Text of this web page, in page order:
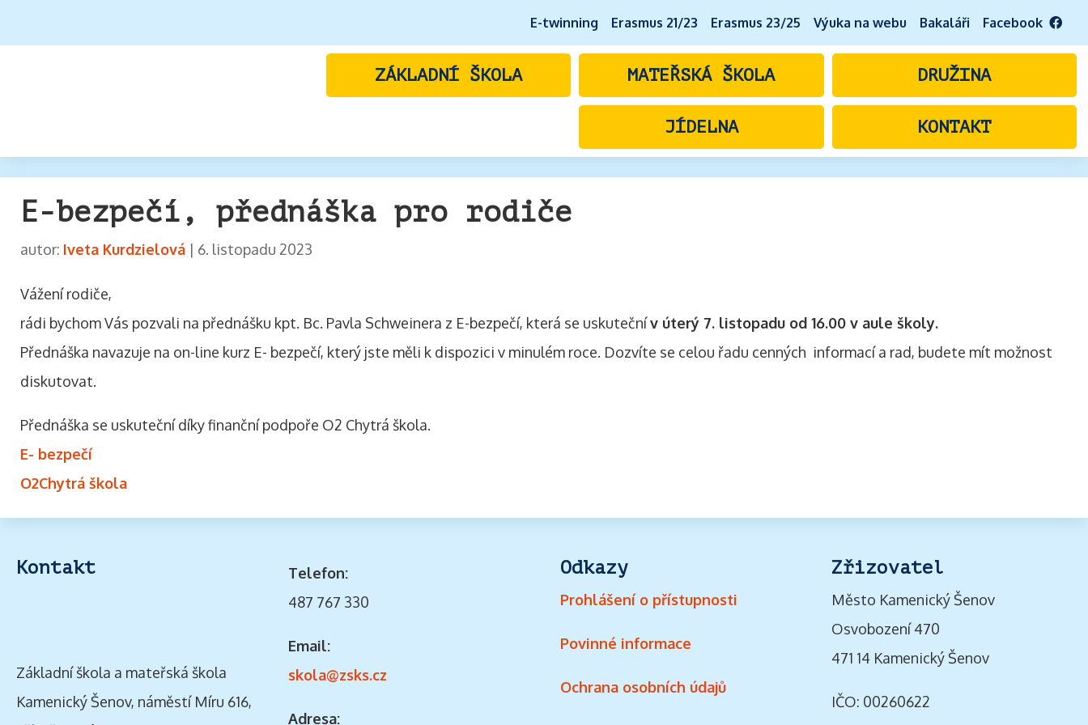
E-twinning Erasmus 21/23 Erasmus 23/25 Výuka na webu Bakaláři Facebook
ZÁKLADNÍ ŠKOLA MATEŘSKÁ ŠKOLA DRUŽINA
JÍDELNA KONTAKT
E-bezpečí, přednáška pro rodiče
autor: Iveta Kurdzielová | 6. listopadu 2023
Vážení rodiče,
rádi bychom Vás pozvali na přednášku kpt. Bc. Pavla Schweinera z E-bezpečí, která se uskutečnív úterý 7. listopadu od 16.00 v aule školy.
Přednáška navazuje na on-line kurz E- bezpečí, který jste měli k dispozici v minulém roce. Dozvíte se celou řadu cenných informací a rad, budete mít možnost
diskutovat.
Přednáška se uskuteční díky finanční podpoře O2 Chytrá škola.
E- bezpečí
O2Chytrá škola
Kontakt
Základní škola a mateřská škola
Kamenický Šenov, náměstí Míru 616,
Telefon:
487 767 330
Email:
skola@zsks.cz
Adresa:
Odkazy
Prohlášení o přístupnosti
Povinné informace
Ochrana osobních údajů
Zřizovatel
Město Kamenický Šenov
Osvobození 470
471 14 Kamenický Šenov
IČO: 00260622